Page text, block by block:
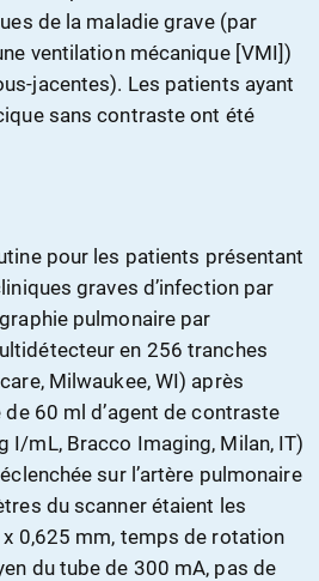
de la maladie grave (par
ventilation mécanique [VMI])
jacentes). Les patients ayant
sans contraste ont été
pour les patients présentant
graves d’infection par
pulmonaire par
en 256 tranches
Milwaukee, WI) après
60 ml d’agent de contraste
I/mL, Bracco Imaging, Milan, IT)
sur l’artère pulmonaire
du scanner étaient les
0,625 mm, temps de rotation
du tube de 300 mA, pas de